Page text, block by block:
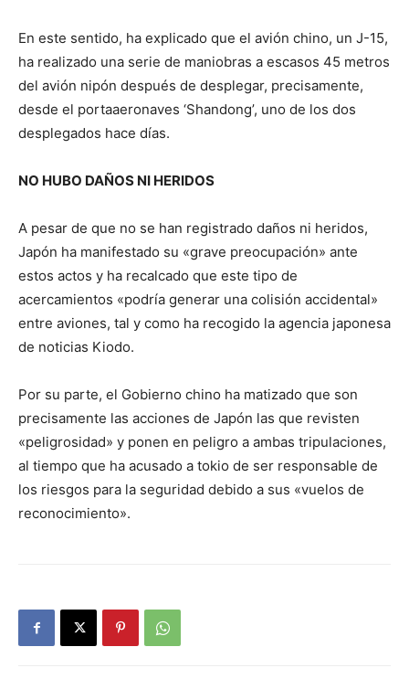
En este sentido, ha explicado que el avión chino, un J-15,
ha realizado una serie de maniobras a escasos 45 metros
del avión nipón después de desplegar, precisamente,
desde el portaaeronaves ‘Shandong’, uno de los dos
desplegados hace días.
NO HUBO DAÑOS NI HERIDOS
A pesar de que no se han registrado daños ni heridos,
Japón ha manifestado su «grave preocupación» ante
estos actos y ha recalcado que este tipo de
acercamientos «podría generar una colisión accidental»
entre aviones, tal y como ha recogido la agencia japonesa
de noticias Kiodo.
Por su parte, el Gobierno chino ha matizado que son
precisamente las acciones de Japón las que revisten
«peligrosidad» y ponen en peligro a ambas tripulaciones,
al tiempo que ha acusado a tokio de ser responsable de
los riesgos para la seguridad debido a sus «vuelos de
reconocimiento».